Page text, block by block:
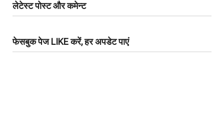
लेटेस्ट पोस्ट और कमेन्ट
फेसबुक पेज LIKE करें, हर अपडेट पाएं